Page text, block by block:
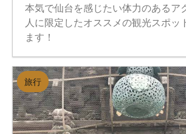
本気で仙台を感じたい体力のあるア
人に限定したオススメの観光スポッ
ます！
旅行